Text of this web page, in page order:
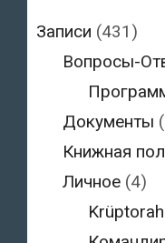
Записи (431)
Вопросы-
Документы
Книжная
Личное(4)